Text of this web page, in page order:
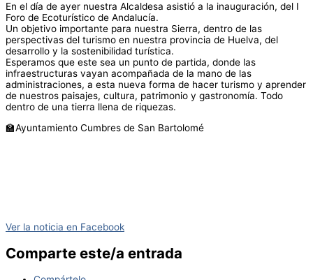
En el día de ayer nuestra Alcaldesa asistió a la inauguración, del I
Foro de Ecoturístico de Andalucía.
Un objetivo importante para nuestra Sierra, dentro de las
perspectivas del turismo en nuestra provincia de Huelva, del
desarrollo y la sostenibilidad turística.
Esperamos que este sea un punto de partida, donde las
infraestructuras vayan acompañada de la mano de las
administraciones, a esta nueva forma de hacer turismo y aprender
de nuestros paisajes, cultura, patrimonio y gastronomía. Todo
dentro de una tierra llena de riquezas.
🏫Ayuntamiento Cumbres de San Bartolomé
Ver la noticia en Facebook
Comparte este/a entrada